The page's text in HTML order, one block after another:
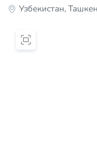
Узбекистан,